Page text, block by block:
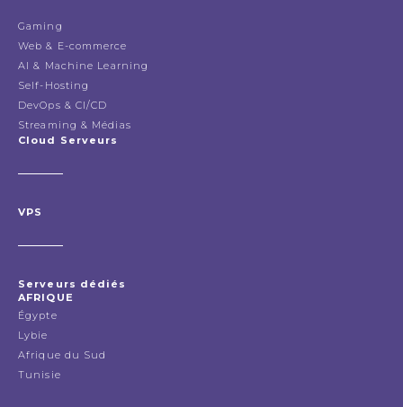
Gaming
Web & E-commerce
AI & Machine Learning
Self-Hosting
DevOps & CI/CD
Streaming & Médias
Cloud Serveurs
VPS
Serveurs dédiés
AFRIQUE
Égypte
Lybie
Afrique du Sud
Tunisie